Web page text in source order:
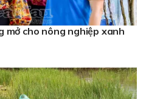
mở cho nông nghiệp xanh